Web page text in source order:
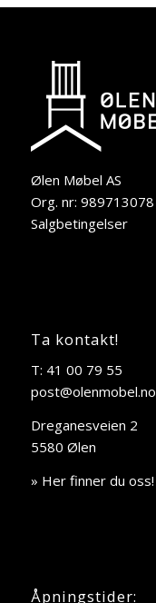
Ølen Møbel AS
Org. nr: 989713078
Salgbetingelser
Ta kontakt!
T: 41 00 79 55
post@olenmobel.no
Dreganesveien 2
5580 Ølen
» Her finner du oss!
Åpningstider: